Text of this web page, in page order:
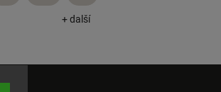
+ další